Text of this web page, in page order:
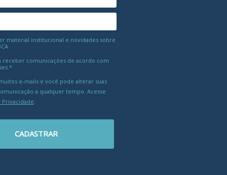
material institucional e novidades sobre
comunicações de acordo com
e-mails e você pode alterar suas
a qualquer tempo. Acesse
Privacidade
CADASTRAR